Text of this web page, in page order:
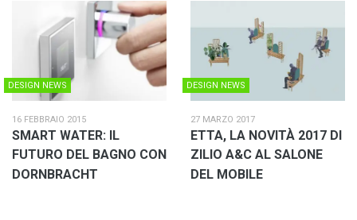
DESIGN NEWS
16 FEBBRAIO 2015
SMART WATER: IL
FUTURO DEL BAGNO CON
DORNBRACHT
DESIGN NEWS
27 MARZO 2017
ETTA, LA NOVITÀ 2017 DI
ZILIO A&C AL SALONE
DEL MOBILE